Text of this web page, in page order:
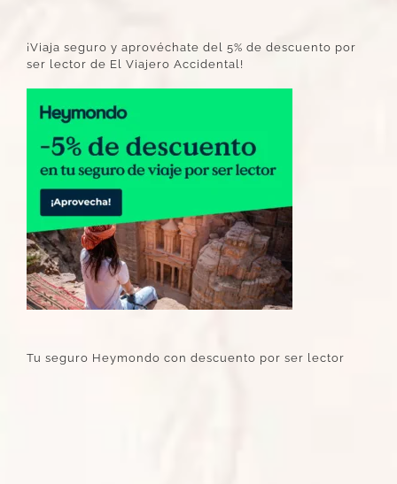
¡Viaja seguro y aprovéchate del 5% de descuento por
ser lector de El Viajero Accidental!
Tu seguro Heymondo con descuento por ser lector